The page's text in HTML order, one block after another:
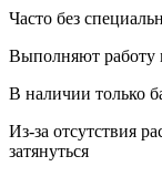
Часто без
Выполняют работу
В наличии только
Из-за отсутствия
затянуться